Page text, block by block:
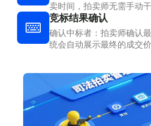
卖时间，拍卖师无需手动
竞标结果确认
确认中标者：拍卖师确认
统会自动展示最终的成交